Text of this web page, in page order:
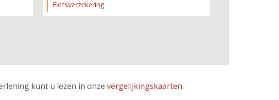
Fietsverzekering
kunt u lezen in onze vergelijkingskaarten.